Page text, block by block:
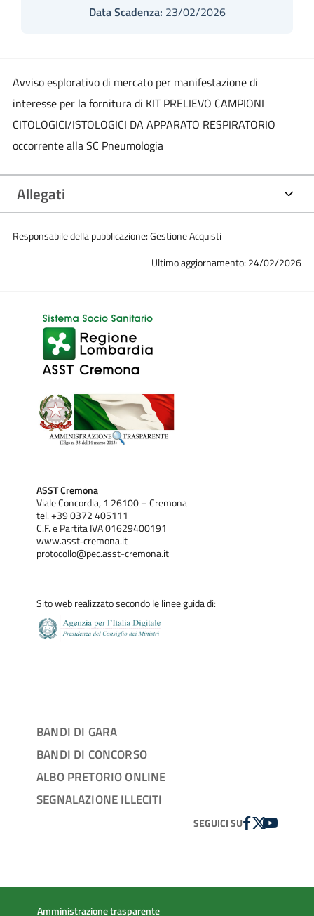
Data Scadenza: 23/02/2026
Avviso esplorativo di mercato per manifestazione di
interesse per la fornitura di KIT PRELIEVO CAMPIONI
CITOLOGICI/ISTOLOGICI DA APPARATO RESPIRATORIO
occorrente alla SC Pneumologia
Allegati
Responsabile della pubblicazione: Gestione Acquisti
Ultimo aggiornamento: 24/02/2026
ASST Cremona
Viale Concordia, 1 26100 – Cremona
tel. +39 0372 405111
C.F. e Partita IVA 01629400191
www.asst‐cremona.it
protocollo@pec.asst-cremona.it
Sito web realizzato secondo le linee guida di:
BANDI DI GARA
BANDI DI CONCORSO
ALBO PRETORIO ONLINE
SEGNALAZIONE ILLECITI
SEGUICI SUFACEBOOK
TWITTER
YOUTUBE
Amministrazione trasparente